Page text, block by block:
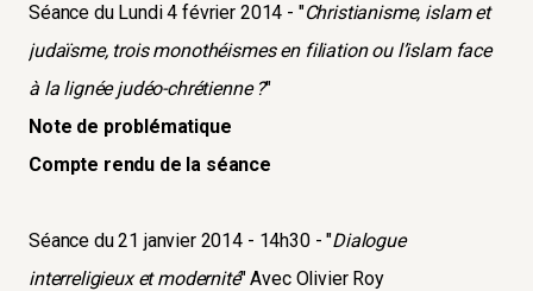
Séance du Lundi 4 février 2014 - "Christianisme, islam et
judaïsme, trois monothéismes en filiation ou l’islam face
à la lignée judéo-chrétienne ?"
Note de problématique
Compte rendu de la séance
Séance du 21 janvier 2014 - 14h30 - "Dialogue
interreligieux et modernité" Avec Olivier Roy